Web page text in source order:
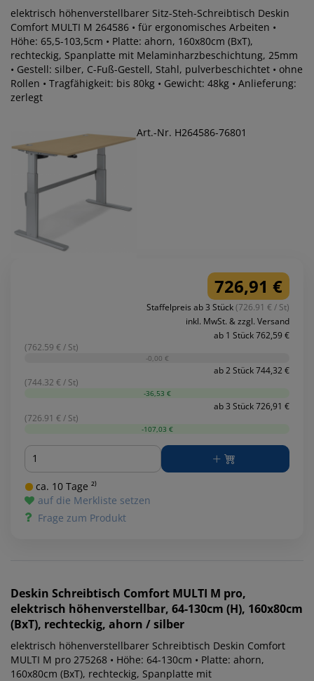
elektrisch höhenverstellbarer Sitz-Steh-Schreibtisch Deskin
Comfort MULTI M 264586 • für ergonomisches Arbeiten •
Höhe: 65,5-103,5cm • Platte: ahorn, 160x80cm (BxT),
rechteckig, Spanplatte mit Melaminharzbeschichtung, 25mm
• Gestell: silber, C-Fuß-Gestell, Stahl, pulverbeschichtet • ohne
Rollen • Tragfähigkeit: bis 80kg • Gewicht: 48kg • Anlieferung:
zerlegt
Art.-Nr. H264586-76801
726,91 €
Staffelpreis ab 3 Stück(726.91 € / St)
inkl. MwSt. & zzgl. Versand
ab 1 Stück 762,59 €
(762.59 € / St)
-0,00 €
ab 2 Stück 744,32 €
(744.32 € / St)
-36,53 €
ab 3 Stück 726,91 €
(726.91 € / St)
-107,03 €
Menge
ca. 10 Tage ²⁾
auf die Merkliste setzen
Frage zum Produkt
Deskin Schreibtisch Comfort MULTI M pro,
elektrisch höhenverstellbar, 64-130cm (H), 160x80cm
(BxT), rechteckig, ahorn / silber
elektrisch höhenverstellbarer Schreibtisch Deskin Comfort
MULTI M pro 275268 • Höhe: 64-130cm • Platte: ahorn,
160x80cm (BxT), rechteckig, Spanplatte mit